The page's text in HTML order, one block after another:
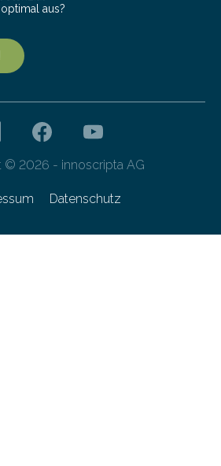
aus?
© 2026 - innoscripta AG
Datenschutz